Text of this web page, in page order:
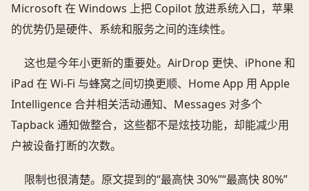
Microsoft 在 Windows 上把 Copilot 放进系统入口，苹果
的优势仍是硬件、系统和服务之间的连续性。
这也是今年小更新的重要处。AirDrop 更快、iPhone 和
iPad 在 Wi-Fi 与蜂窝之间切换更顺、Home App 用 Apple
Intelligence 合并相关活动通知、Messages 对多个
Tapback 通知做整合，这些都不是炫技功能，却能减少用
户被设备打断的次数。
限制也很清楚。原文提到的“最高快 30%”“最高快 80%”